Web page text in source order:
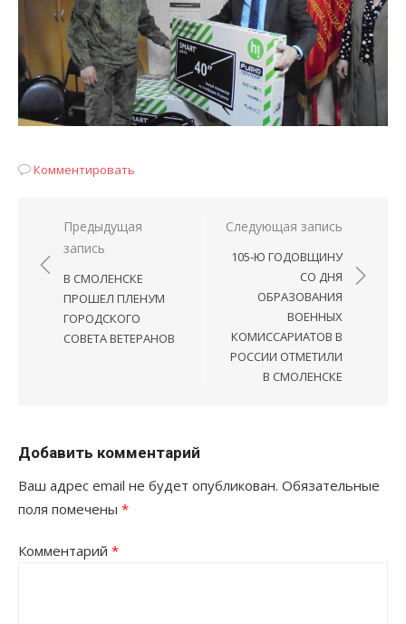
Комментировать
Навигация
по
записям
Предыдущая
запись
В СМОЛЕНСКЕ
ПРОШЕЛ ПЛЕНУМ
ГОРОДСКОГО
СОВЕТА ВЕТЕРАНОВ
Следующая запись
105-Ю ГОДОВЩИНУ
СО ДНЯ
ОБРАЗОВАНИЯ
ВОЕННЫХ
КОМИССАРИАТОВ В
РОССИИ ОТМЕТИЛИ
В СМОЛЕНСКЕ
Добавить комментарий
Ваш адрес email не будет опубликован. Обязательные
поля помечены *
Комментарий *